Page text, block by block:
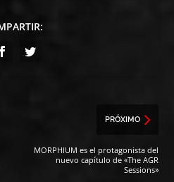
PRÓXIMO
MORPHIUM es el protagonista del
nuevo capítulo de «The AGR
Sessions»